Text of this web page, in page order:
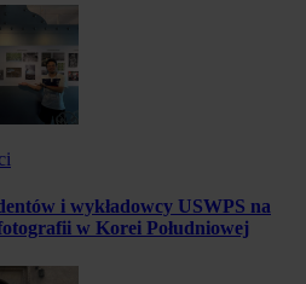
i wykładowcy USWPS na
w Korei Południowej